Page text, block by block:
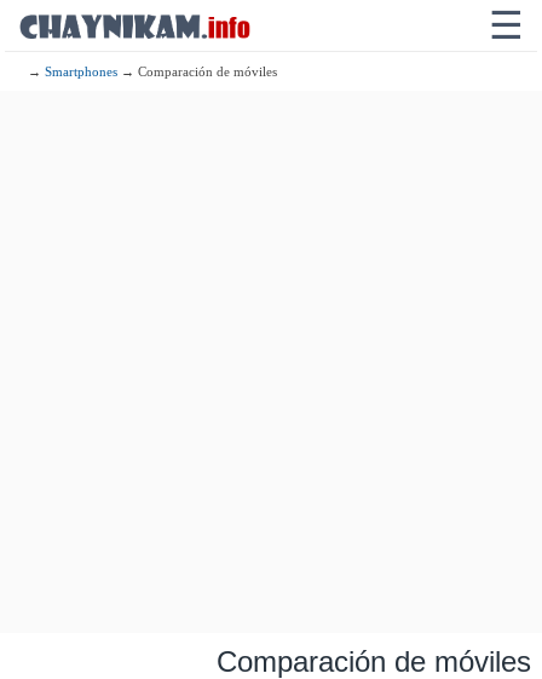
☰
→Smartphones → Comparación de móviles
Comparación de móviles